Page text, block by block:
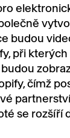
budou
při
čímž
se rozšíří